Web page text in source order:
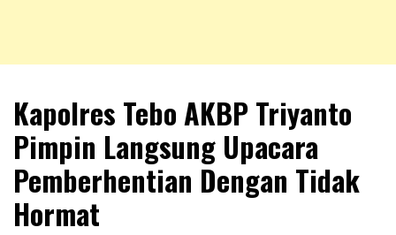
NKRIPOST
Kapolres Tebo AKBP Triyanto
Pimpin Langsung Upacara
Pemberhentian Dengan Tidak
Hormat